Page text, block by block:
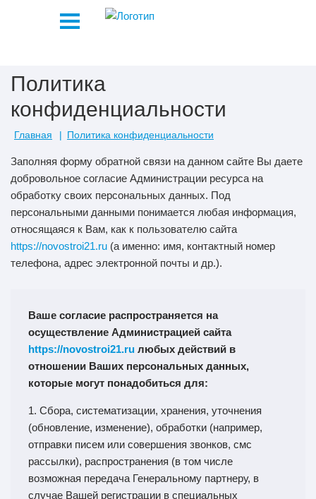
Политика
конфиденциальности
Главная Политика конфиденциальности
Заполняя форму обратной связи на данном сайте Вы даете
добровольное согласие Администрации ресурса на
обработку своих персональных данных. Под
персональными данными понимается любая информация,
относящаяся к Вам, как к пользователю сайта
https://novostroi21.ru (а именно: имя, контактный номер
телефона, адрес электронной почты и др.).
Ваше согласие распространяется на
осуществление Администрацией сайта
https://novostroi21.ru любых действий в
отношении Ваших персональных данных,
которые могут понадобиться для:
1. Cбора, систематизации, хранения, уточнения
(обновление, изменение), обработки (например,
отправки писем или совершения звонков, смс
рассылки), распространения (в том числе
возможная передача Генеральному партнеру, в
случае Вашей регистрации в специальных